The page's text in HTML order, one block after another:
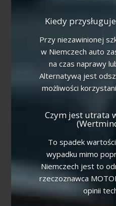
Kiedy
Przy niezawinionej
w Niemczech auto
na czas naprawy
Alternatywą jest
możliwości
Czym jest utrata
To spadek
wypadku mimo
Niemczech jest to
rzeczoznawca
opinii